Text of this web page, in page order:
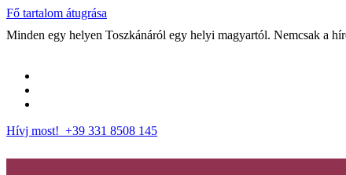
Fő tartalom átugrása
Minden egy helyen Toszkánáról egy helyi magyartól. Nemcsak a
Hívj most! +39 331 8508 145